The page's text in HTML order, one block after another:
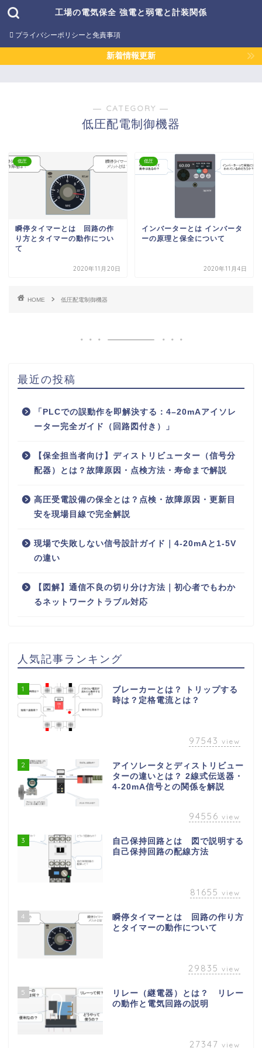
工場の電気保全 強電と弱電と計装関係
プライバシーポリシーと免責事項
新着情報更新
― CATEGORY ―
低圧配電制御機器
低圧
瞬停タイマーとは 回路の作
り方とタイマーの動作につい
て
2020年11月20日
低圧
インバーターとは インバータ
ーの原理と保全について
2020年11月4日
HOME 低圧配電制御機器
最近の投稿
「PLCでの誤動作を即解決する：4–20mAアイソレ
ーター完全ガイド（回路図付き）」
【保全担当者向け】ディストリビューター（信号分
配器）とは？故障原因・点検方法・寿命まで解説
高圧受電設備の保全とは？点検・故障原因・更新目
安を現場目線で完全解説
現場で失敗しない信号設計ガイド｜4‑20mAと1‑5V
の違い
【図解】通信不良の切り分け方法｜初心者でもわか
るネットワークトラブル対応
人気記事ランキング
1
ブレーカーとは？ トリップする
時は？定格電流とは？
97543 view
2
アイソレータとディストリビュー
ターの違いとは？ 2線式伝送器・
4-20mA信号との関係を解説
94556 view
3
自己保持回路とは 図で説明する
自己保持回路の配線方法
81655 view
4
瞬停タイマーとは 回路の作り方
とタイマーの動作について
29835 view
5
リレー（継電器）とは？ リレー
の動作と電気回路の説明
27347 view